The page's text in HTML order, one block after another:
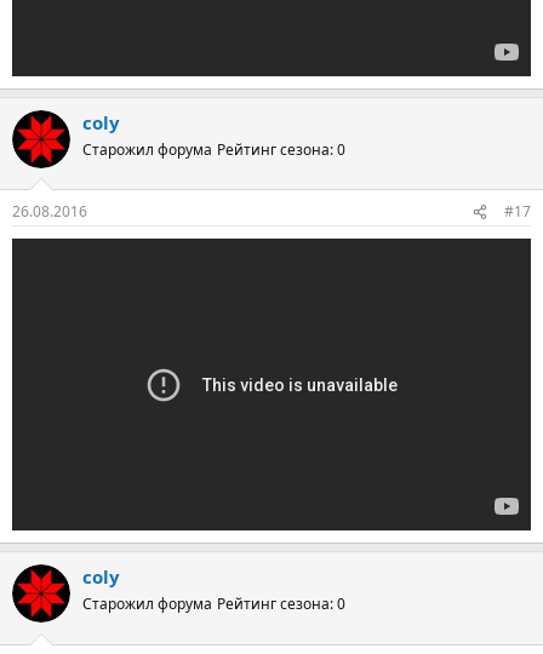
coly
Старожил форума Рейтинг сезона: 0
26.08.2016 #17
coly
Старожил форума Рейтинг сезона: 0